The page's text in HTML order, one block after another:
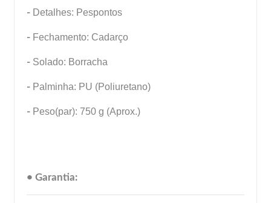
- Detalhes: Pespontos
- Fechamento: Cadarço
- Solado: Borracha
- Palminha: PU (Poliuretano)
- Peso(par): 750 g (Aprox.)
• Garantia: